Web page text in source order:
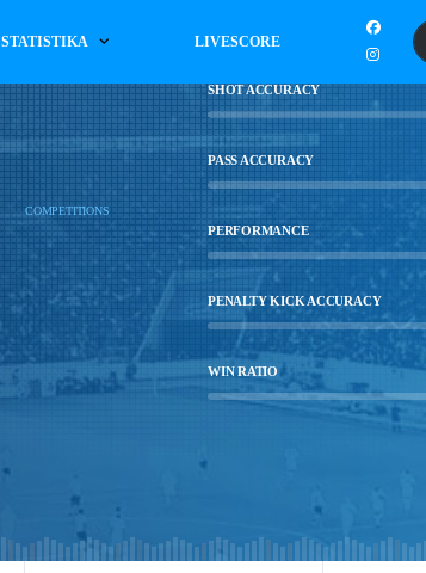
STATISTIKA LIVESCORE
COMPETITIONS
SHOT ACCURACY
PASS ACCURACY
PERFORMANCE
PENALTY KICK ACCURACY
WIN RATIO